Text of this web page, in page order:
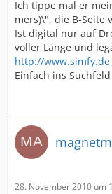
Ich tippe mal er
mers)\", die B-Seite
Ist digital nur auf
voller Länge und
http://www.simfy.de
Einfach ins
28. November 2010 um